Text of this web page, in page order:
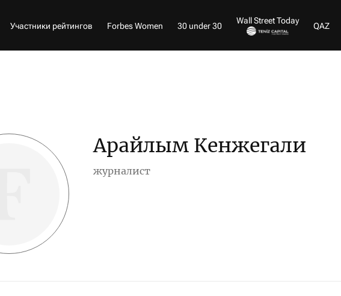
Участники рейтингов Forbes Women 30 under 30
Wall Street Today
QAZ
Арайлым Кенжегали
журналист